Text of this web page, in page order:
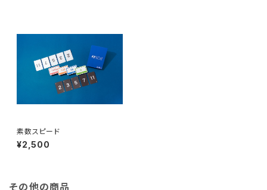
素数スピード
¥2,500
その他の商品